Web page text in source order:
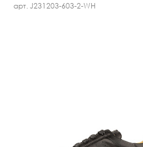
арт. J231203-603-2-WH